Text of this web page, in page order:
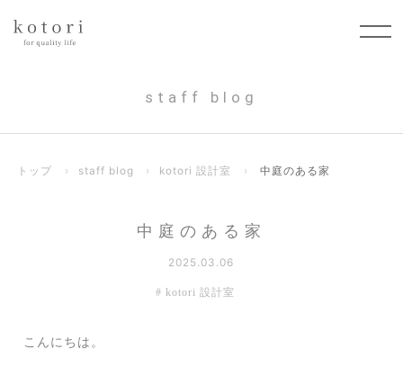
staff blog
トップ › staff blog › kotori 設計室 › 中庭のある家
中庭のある家
2025.03.06
kotori 設計室
こんにちは。